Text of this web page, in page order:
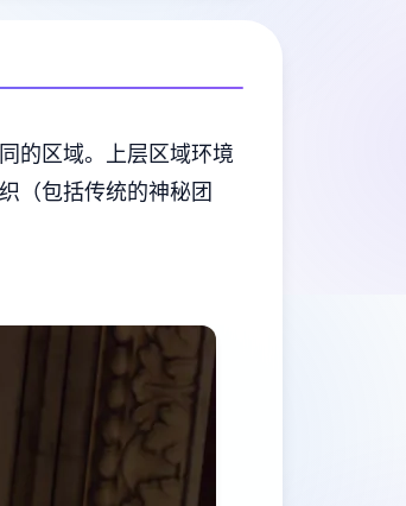
的区域。上层区域环境
（包括传统的神秘团